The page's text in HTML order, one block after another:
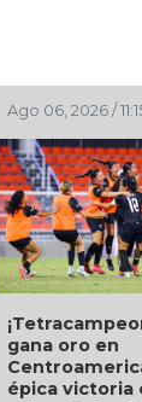
México
tras